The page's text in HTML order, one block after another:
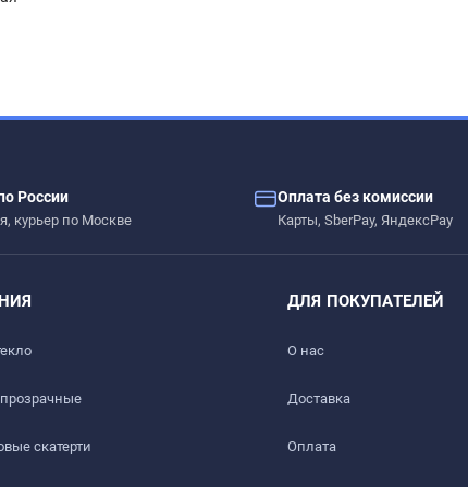
жидкостей.
стекло, пластик, мрамор, гранит, металл и
России
курьер по Москве
Оплата без комиссии
Карты, SberPay, ЯндексPay
прозрачные
скатерти
ДЛЯ ПОКУПАТЕЛЕЙ
О нас
Доставка​
Оплата